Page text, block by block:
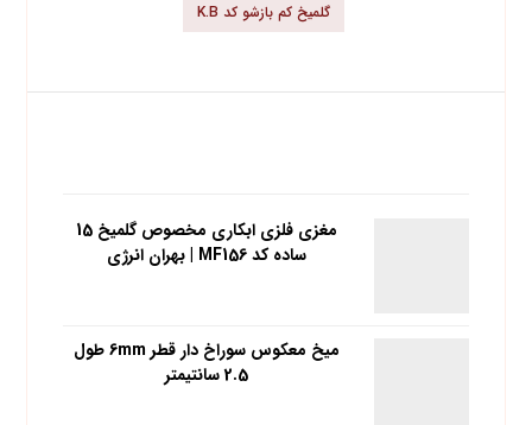
گلمیخ کم بازشو کد K.B
مغزي فلزي ابکاري مخصوص گلمیخ 15
ساده کد MF156 | بهران انرژی
میخ معکوس سوراخ دار قطر 6mm طول
2.5 سانتیمتر